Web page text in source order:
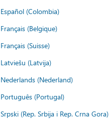
Español (Colombia)
Français (Belgique)
Français (Suisse)
Latviešu (Latvija)
Nederlands (Nederland)
Português (Portugal)
Srpski (Rep. Srbija i Rep. Crna Gora)